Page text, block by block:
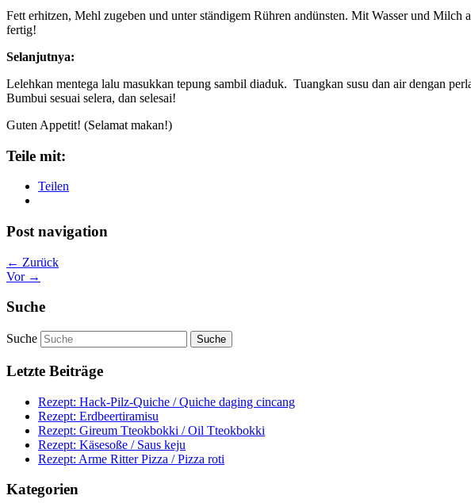
Fett erhitzen, Mehl zugeben und unter ständigem Rühren andünsten. Mit Wasser und
fertig!
Selanjutnya:
Lelehkan mentega lalu masukkan tepung sambil diaduk. Tuangkan susu dan air dengan
Bumbui sesuai selera, dan selesai!
Guten Appetit! (Selamat makan!)
Teile mit:
Teilen
Post navigation
← Zurück
Vor →
Suche
Suche
Letzte Beiträge
Rezept: Hack-Pilz-Quiche / Quiche daging cincang
Rezept: Erdbeertiramisu
Rezept: Gireum Tteokbokki / Oil Tteokbokki
Rezept: Käsesoße / Saus keju
Rezept: Arme Ritter Pizza / Pizza roti
Kategorien